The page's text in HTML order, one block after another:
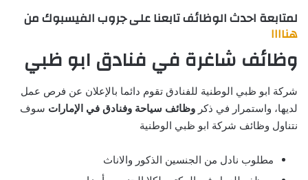
لمتابعة احدث الوظائف تابعنا على جروب الفيسبوك من
هناااا
وظائف شاغرة في فنادق ابو ظبي
شركة ابو ظبي الوطنية للفنادق تقوم دائما بالإعلان عن فرص عمل
لديها، واستمرار في ذكر وظائف سياحة وفنادق في الإمارات سوف
نتناول وظائف شركة ابو ظبي الوطنية
مطلوب نادل من الجنسين الذكور والاناث